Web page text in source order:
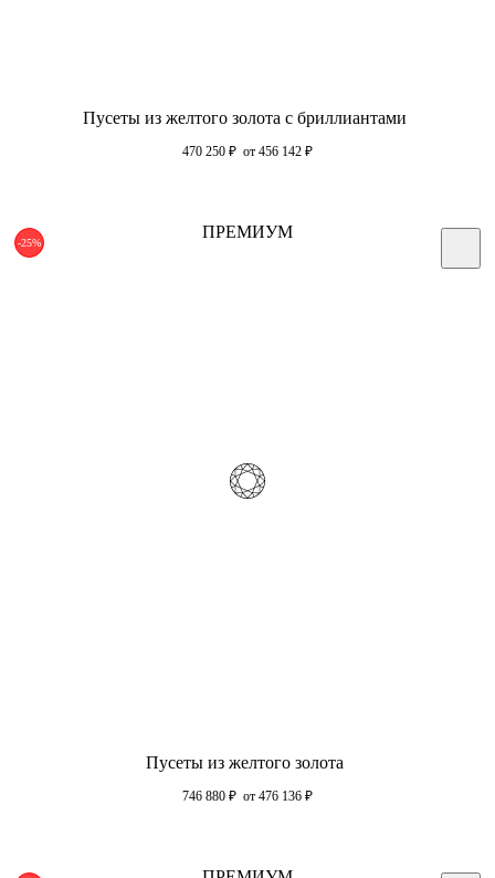
Пусеты из желтого золота с бриллиантами
470 250 ₽ от 456 142 ₽
-25%
ПРЕМИУМ
Пусеты из желтого золота
746 880 ₽ от 476 136 ₽